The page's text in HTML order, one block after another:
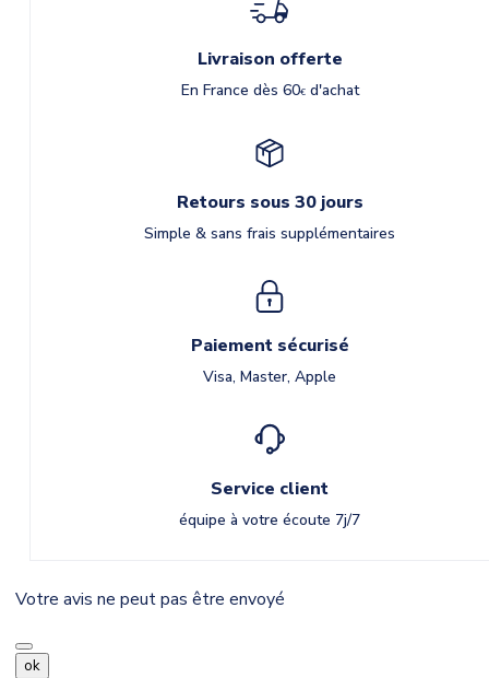
Livraison offerte
En France dès 60€d'achat
Retours sous 30 jours
Simple & sans frais supplémentaires
Paiement sécurisé
Visa, Master, Apple
Service client
équipe à votre écoute 7j/7
Votre avis ne peut pas être envoyé
ok